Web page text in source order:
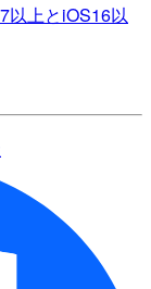
以上とiOS16以